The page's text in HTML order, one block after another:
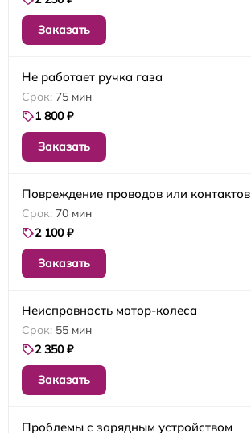
Заказать
Не работает ручка газа
75 мин
1 800 ₽
Заказать
Повреждение проводов или контактов
70 мин
2 100 ₽
Заказать
Неисправность мотор-колеса
55 мин
2 350 ₽
Заказать
Проблемы с зарядным устройством